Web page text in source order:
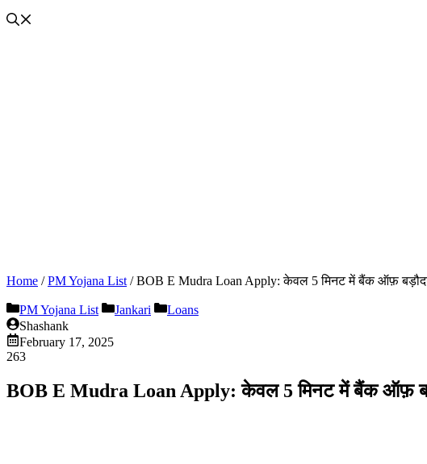
Home /PM Yojana List /BOB E Mudra Loan Apply: केवल 5 मिनट में बैंक ऑफ़ बड़ौदा
PM Yojana List Jankari
Loans
Shashank
February 17, 2025
263
BOB E Mudra Loan Apply: केवल 5 मिनट में बैंक ऑफ़